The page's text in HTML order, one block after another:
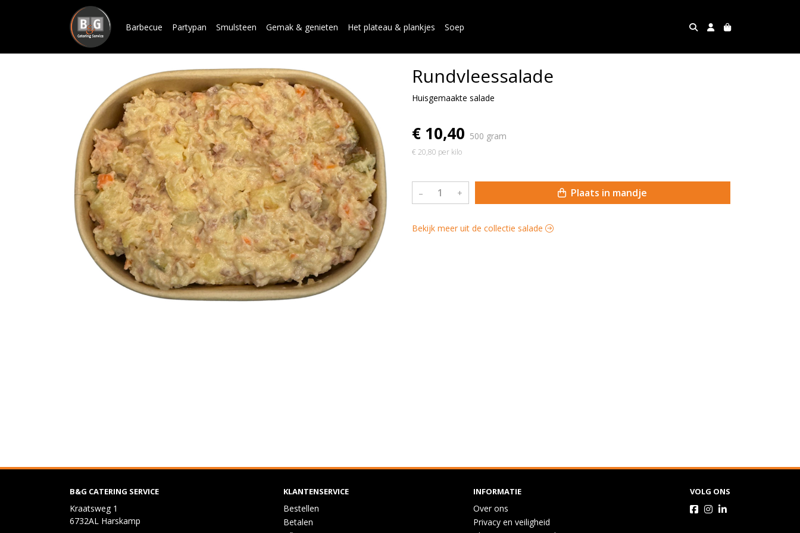
Barbecue Partypan Smulsteen Gemak & genieten Het plateau & plankjes Soep
Rundvleessalade
Huisgemaakte salade
€ 10,40 500 gram
€ 20,80 per kilo
– + Plaats in mandje
Bekijk meer uit de collectie salade
B&G CATERING SERVICE
Kraatsweg 1
6732AL Harskamp
KLANTENSERVICE
Bestellen
Betalen
INFORMATIE
Over ons
Privacy en veiligheid
VOLG ONS